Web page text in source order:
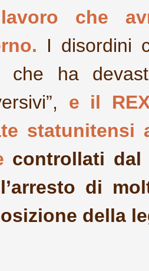
che
I disordini
che ha
e il
statunitensi
controllati dal
di
della